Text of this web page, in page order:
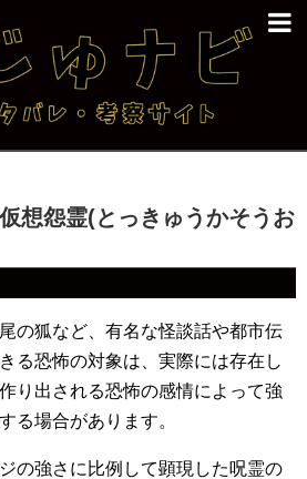
想怨霊(とっきゅうかそうお
の狐など、有名な怪談話や都市伝
る恐怖の対象は、実際には存在し
り出される恐怖の感情によって強
る場合があります。
の強さに比例して顕現した呪霊の